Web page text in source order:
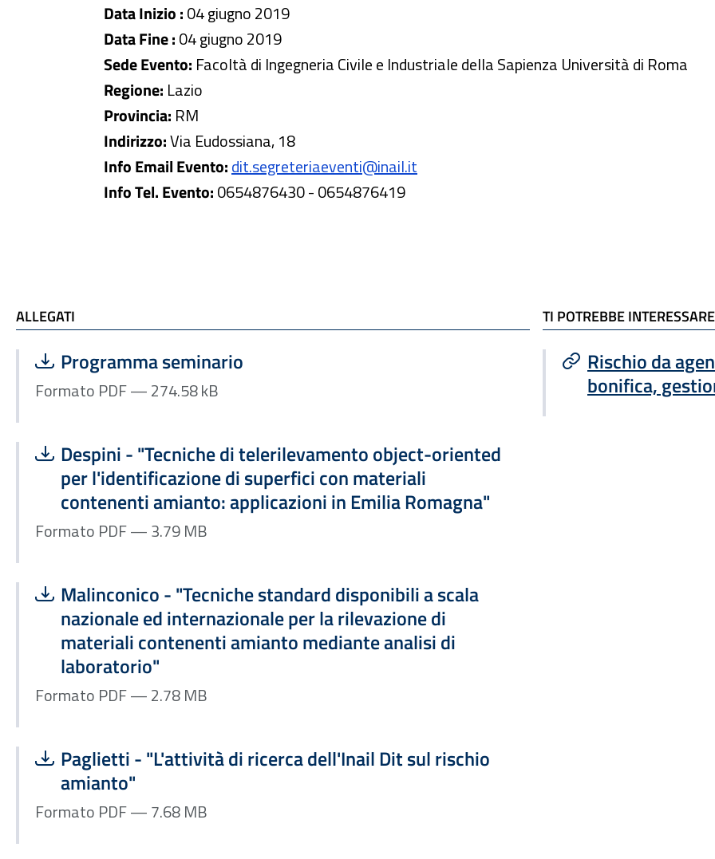
Data Inizio :04 giugno 2019
Data Fine :04 giugno 2019
Sede Evento: Facoltà di Ingegneria Civile e Industriale della Sapienza Università di Roma
Regione: Lazio
Provincia: RM
Indirizzo:Via Eudossiana, 18
Info Email Evento:dit.segreteriaeventi@inail.it
Info Tel. Evento:0654876430 - 0654876419
ALLEGATI e TI POTREBBE INTERESSARE
ALLEGATI
Scarica file:
Programma seminario
Formato PDF — Dimensione 274.58 kB
Formato PDF — 274.58 kB
Scarica file:
Despini - "Tecniche di telerilevamento object-oriented
per l'identificazione di superfici con materiali
contenenti amianto: applicazioni in Emilia Romagna"
Formato PDF — Dimensione 3.79 MB
Formato PDF — 3.79 MB
Scarica file:
Malinconico - "Tecniche standard disponibili a scala
nazionale ed internazionale per la rilevazione di
materiali contenenti amianto mediante analisi di
laboratorio"
Formato PDF — Dimensione 2.78 MB
Formato PDF — 2.78 MB
Scarica file:
Paglietti - "L'attività di ricerca dell'Inail Dit sul rischio
amianto"
Formato PDF — Dimensione 7.68 MB
Formato PDF — 7.68 MB
TI POTREBBE INTERESSARE
Rischio da
bonifica,